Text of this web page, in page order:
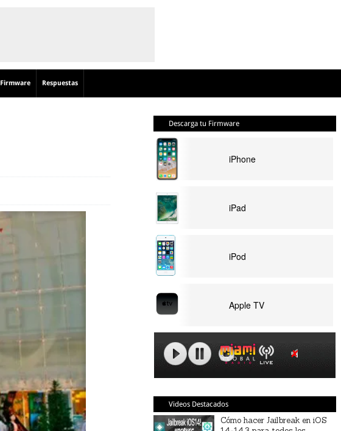
Firmware Respuestas
Descarga tu Firmware
iPhone
iPad
iPod
Apple TV
Videos Destacados
Cómo hacer Jailbreak en iOS